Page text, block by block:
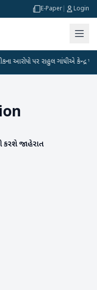
E-Paper Login
આરોપો પર રાહુલ ગાંધીએ કેન્દ્ર પર
કરશે જાહેરાત